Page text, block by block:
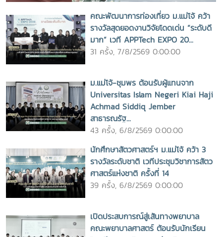
คณะพัฒนาการท่องเที่ยว ม.แม่โจ้ คว้า
รางวัลสุดยอดงานวิจัยโดดเด่น “ระดับดี
มาก” เวที APPTech EXPO 20...
31 ครั้ง, 7/8/2569 0:00:00
ม.แม่โจ้-ชุมพร ต้อนรับผู้แทนจาก
Universitas Islam Negeri Kiai Haji
Achmad Siddiq Jember
สาธารณรัฐ...
43 ครั้ง, 6/8/2569 0:00:00
นักศึกษาสัตวศาสตร์ฯ ม.แม่โจ้ คว้า 3
รางวัลระดับชาติ เวทีประชุมวิชาการสัตว
ศาสตร์แห่งชาติ ครั้งที่ 14
39 ครั้ง, 6/8/2569 0:00:00
เปิดประสบการณ์สู่เส้นทางพยาบาล
คณะพยาบาลศาสตร์ ต้อนรับนักเรียน